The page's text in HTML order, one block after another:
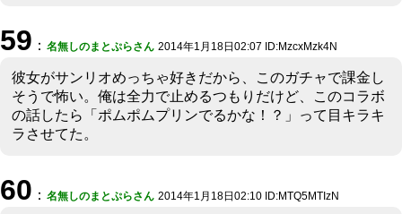
59 ： 名無しのまとぷらさん 2014年1月18日02:07 ID:MzcxMzk4N
彼女がサンリオめっちゃ好きだから、このガチャで課金し
そうで怖い。俺は全力で止めるつもりだけど、このコラボ
の話したら「ポムポムプリンでるかな！？」って目キラキ
ラさせてた。
60 ： 名無しのまとぷらさん 2014年1月18日02:10 ID:MTQ5MTIzN